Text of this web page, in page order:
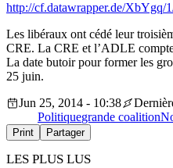
http://cf.datawrapper.de/XbYgq/
Les libéraux ont cédé leur
CRE. La CRE et l’ADLE
La date butoir pour former les
25 juin.
Jun 25, 2014 - 10:38
Politiquegrande coalition
Print Partager
LES PLUS LUS